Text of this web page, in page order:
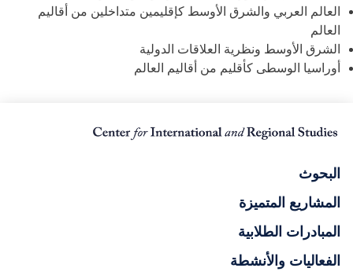
العالم العربي والشرق الأوسط كإقليمين متداخلين من أقاليم
العالم
الشرق الأوسط ونظرية العلاقات الدولية
أوراسيا الوسطى كأقليم من أقاليم العالم
البحوث
المشاريع المتميزة
المبادرات الطلابية
الفعاليات والأنشطة